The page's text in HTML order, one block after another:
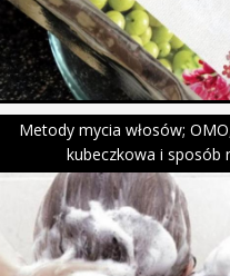
Metody mycia włosów;
kubeczkowa i sposób